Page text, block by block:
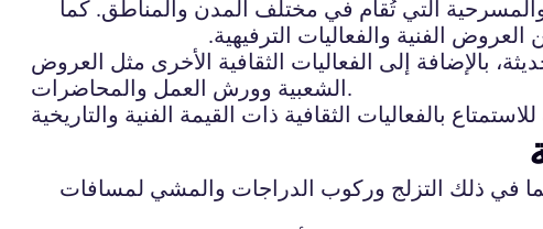
التي تُقام في مختلف المدن والمناطق. كما
الفنية والفعاليات الترفيهية.
بالإضافة إلى الفعاليات الثقافية الأخرى مثل العروض
الشعبية وورش العمل والمحاضرات.
بما في ذلك التزلج وركوب الدراجات والمشي لمسافات